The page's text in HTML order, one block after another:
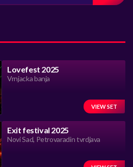
Lovefest 2025
Vrnjacka banja
VIEW SET
Exit festival 2025
Novi Sad, Petrovaradin tvrdjava